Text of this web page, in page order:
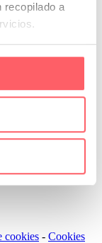
recopilado a
cookies - Cookies